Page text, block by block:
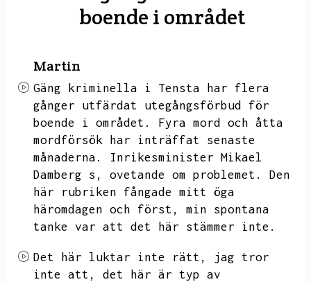
boende i området
Martin
Gäng kriminella i Tensta har flera
gånger utfärdat utegångsförbud för
boende i området.
Fyra mord och åtta
mordförsök har inträffat senaste
månaderna.
Inrikesminister Mikael
Damberg s,
ovetande om problemet.
Den
här rubriken fångade mitt öga
häromdagen och först,
min spontana
tanke var att det här stämmer inte.
Det här luktar inte rätt,
jag tror
inte att,
det här är typ av